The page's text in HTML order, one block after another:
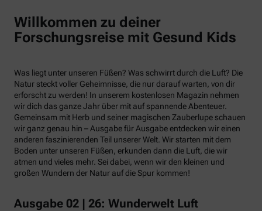
Willkommen zu deiner
Forschungsreise mit Gesund Kids
Was liegt unter unseren Füßen? Was schwirrt durch die Luft? Die
Natur steckt voller Geheimnisse, die nur darauf warten, von dir
erforscht zu werden! In unserem kostenlosen Magazin nehmen
wir dich das ganze Jahr über mit auf spannende Abenteuer.
Gemeinsam mit Herb und seiner magischen Zauberlupe schauen
wir ganz genau hin – Ausgabe für Ausgabe entdecken wir einen
anderen faszinierenden Teil unserer Welt. Wir starten mit dem
Boden unter unseren Füßen, erkunden dann die Luft, die wir
atmen und vieles mehr. Sei dabei, wenn wir den kleinen und
großen Wundern der Natur auf die Spur kommen!
Ausgabe 02 | 26: Wunderwelt Luft